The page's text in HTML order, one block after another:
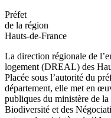
Préfet
de la région
Hauts-de-France
La direction régionale de
logement (DREAL) des
Placée sous l’autorité du
département, elle met en
publiques du ministère de
Biodiversité et des